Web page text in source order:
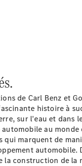
de Carl Benz et
histoire à
sur l'eau et dans
au monde
qui marquent de
automobile.
la construction de la